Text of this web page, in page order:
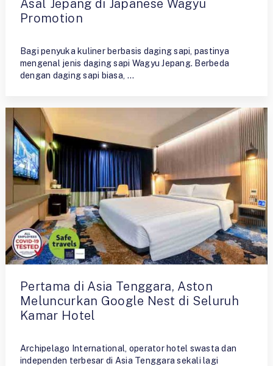
Asal Jepang di Japanese Wagyu
Promotion
Bagi penyuka kuliner berbasis daging sapi, pastinya
mengenal jenis daging sapi Wagyu Jepang. Berbeda
dengan daging sapi biasa, …
Pertama di Asia Tenggara, Aston
Meluncurkan Google Nest di Seluruh
Kamar Hotel
Archipelago International, operator hotel swasta dan
independen terbesar di Asia Tenggara sekali lagi